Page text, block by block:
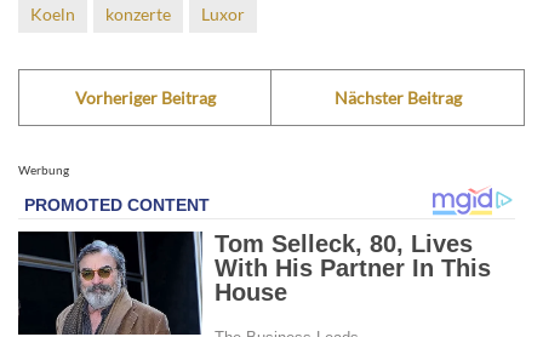
Koeln konzerte Luxor
Vorheriger Beitrag Nächster Beitrag
Werbung